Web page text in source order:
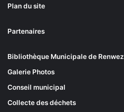
Plan du site
Partenaires
Bibliothèque Municipale de Renwez
Galerie Photos
Conseil municipal
Collecte des déchets